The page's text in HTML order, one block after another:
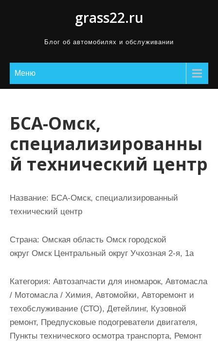
а
grass22.ru
Блог об автомобилях и обслуживании
Меню
БСА-Омск,
специализированны
й технический центр
Название: БСА-Омск, специализированный
технический центр
Страна: Омская область Омск городской
округ Омск Центральный округ Учхозная 2-я, 1а
Категория: Автозапчасти для иномарок, Автомасла
/ Мотомасла / Химия, Автомойки, Авторемонт и
техобслуживание (СТО), Детейлинг, Кузовной
ремонт, Предпусковые подогреватели двигателя,
Пункты технического осмотра транспорта, Ремонт